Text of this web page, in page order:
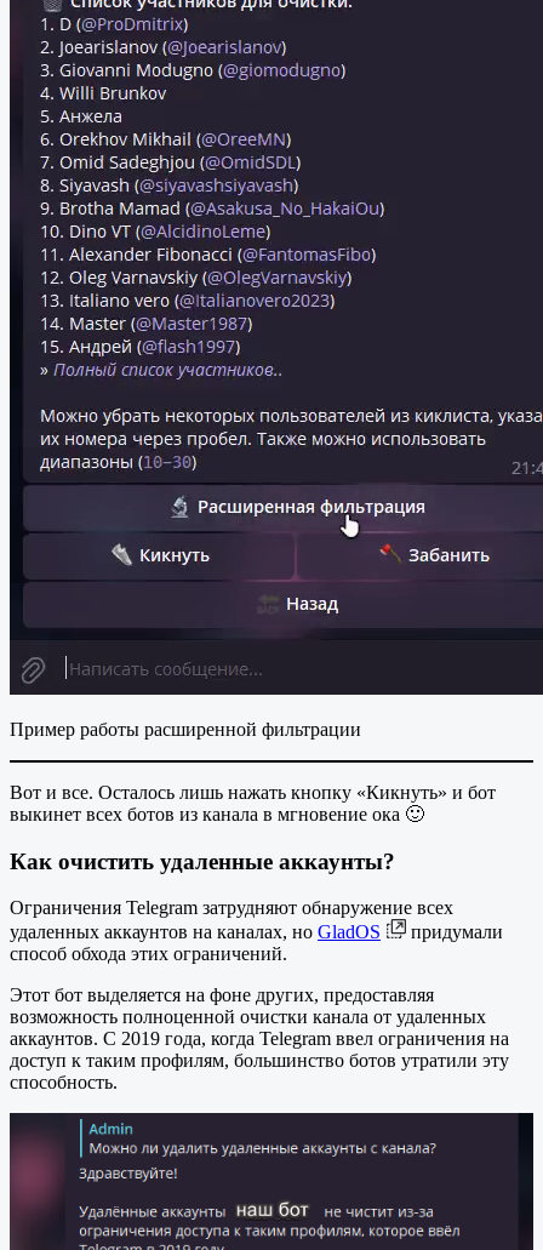
Пример работы расширенной фильтрации
Вот и все. Осталось лишь нажать кнопку «Кикнуть» и бот
выкинет всех ботов из канала в мгновение ока 🙂
Как очистить удаленные аккаунты?
Ограничения Telegram затрудняют обнаружение всех
удаленных аккаунтов на каналах, но GladOS
придумали
способ обхода этих ограничений.
Этот бот выделяется на фоне других, предоставляя
возможность полноценной очистки канала от удаленных
аккаунтов. С 2019 года, когда Telegram ввел ограничения на
доступ к таким профилям, большинство ботов утратили эту
способность.